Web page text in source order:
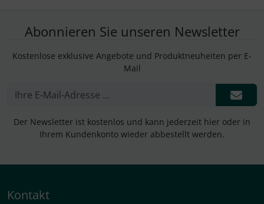
Abonnieren Sie unseren Newsletter
Kostenlose exklusive Angebote und Produktneuheiten per E-
Mail
Der Newsletter ist kostenlos und kann jederzeit hier oder in
Ihrem Kundenkonto wieder abbestellt werden.
Kontakt